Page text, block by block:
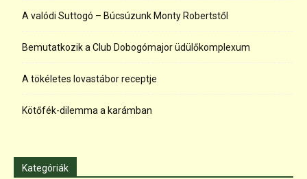
A valódi Suttogó – Búcsúzunk Monty Robertstől
Bemutatkozik a Club Dobogómajor üdülőkomplexum
A tökéletes lovastábor receptje
Kötőfék-dilemma a karámban
Kategóriák